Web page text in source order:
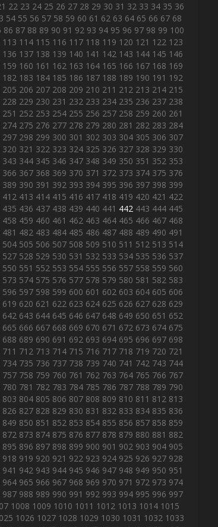
22 23 24 25 26 27 28 29 30 31 32 33 34 35 36
54 55 56 57 58 59 60 61 62 63 64 65 66 67 68
86 87 88 89 90 91 92 93 94 95 96 97 98 99 100
113 114 115 116 117 118 119 120 121 122 123
136 137 138 139 140 141 142 143 144 145 146
159 160 161 162 163 164 165 166 167 168 169
182 183 184 185 186 187 188 189 190 191 192
205 206 207 208 209 210 211 212 213 214 215
228 229 230 231 232 233 234 235 236 237 238
251 252 253 254 255 256 257 258 259 260 261
274 275 276 277 278 279 280 281 282 283 284
297 298 299 300 301 302 303 304 305 306 307
320 321 322 323 324 325 326 327 328 329 330
343 344 345 346 347 348 349 350 351 352 353
366 367 368 369 370 371 372 373 374 375 376
389 390 391 392 393 394 395 396 397 398 399
412 413 414 415 416 417 418 419 420 421 422
435 436 437 438 439 440 441 442 443 444 445
458 459 460 461 462 463 464 465 466 467 468
481 482 483 484 485 486 487 488 489 490 491
504 505 506 507 508 509 510 511 512 513 514
527 528 529 530 531 532 533 534 535 536 537
550 551 552 553 554 555 556 557 558 559 560
573 574 575 576 577 578 579 580 581 582 583
596 597 598 599 600 601 602 603 604 605 606
619 620 621 622 623 624 625 626 627 628 629
642 643 644 645 646 647 648 649 650 651 652
665 666 667 668 669 670 671 672 673 674 675
688 689 690 691 692 693 694 695 696 697 698
711 712 713 714 715 716 717 718 719 720 721
734 735 736 737 738 739 740 741 742 743 744
757 758 759 760 761 762 763 764 765 766 767
780 781 782 783 784 785 786 787 788 789 790
803 804 805 806 807 808 809 810 811 812 813
826 827 828 829 830 831 832 833 834 835 836
849 850 851 852 853 854 855 856 857 858 859
872 873 874 875 876 877 878 879 880 881 882
895 896 897 898 899 900 901 902 903 904 905
918 919 920 921 922 923 924 925 926 927 928
941 942 943 944 945 946 947 948 949 950 951
964 965 966 967 968 969 970 971 972 973 974
987 988 989 990 991 992 993 994 995 996 997
1008 1009 1010 1011 1012 1013 1014 1015
1026 1027 1028 1029 1030 1031 1032 1033